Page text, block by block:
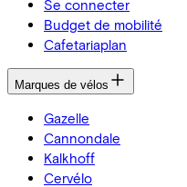
Se connecter
Budget de mobilité
Cafetariaplan
Marques de vélos
Gazelle
Cannondale
Kalkhoff
Cervélo